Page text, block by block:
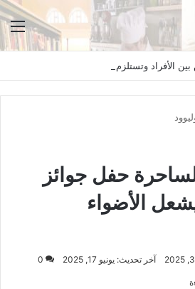
حفل جوائز
آخر تحديث: يونيو 17, 2025 0